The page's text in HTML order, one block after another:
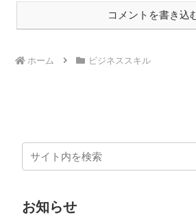
コメントを書き込
ホーム ビジネススキル
お知らせ